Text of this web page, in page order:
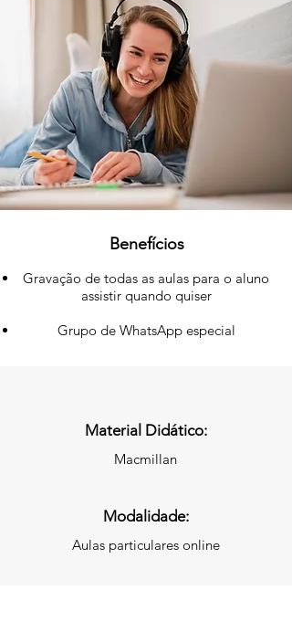
Benefícios
Gravação de todas as aulas para o aluno
assistir quando quiser
Grupo de WhatsApp especial
Material Didático:
Macmillan
Modalidade:
Aulas particulares online